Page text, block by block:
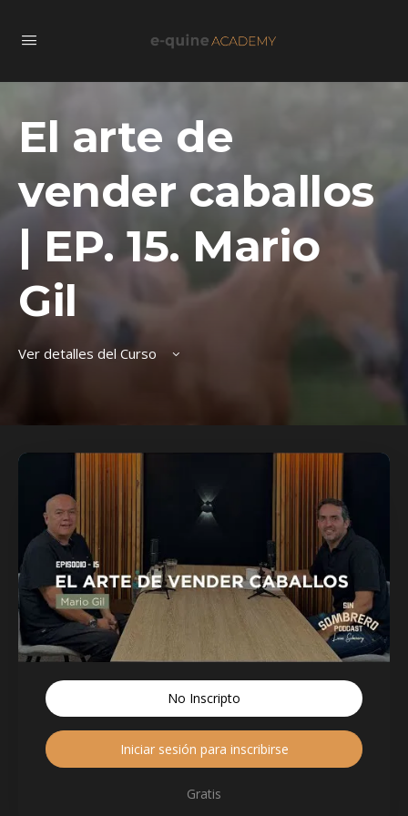
El arte de
vender caballos
| EP. 15. Mario
Gil
Ver detalles del Curso
No Inscripto
Iniciar sesión para inscribirse
Gratis